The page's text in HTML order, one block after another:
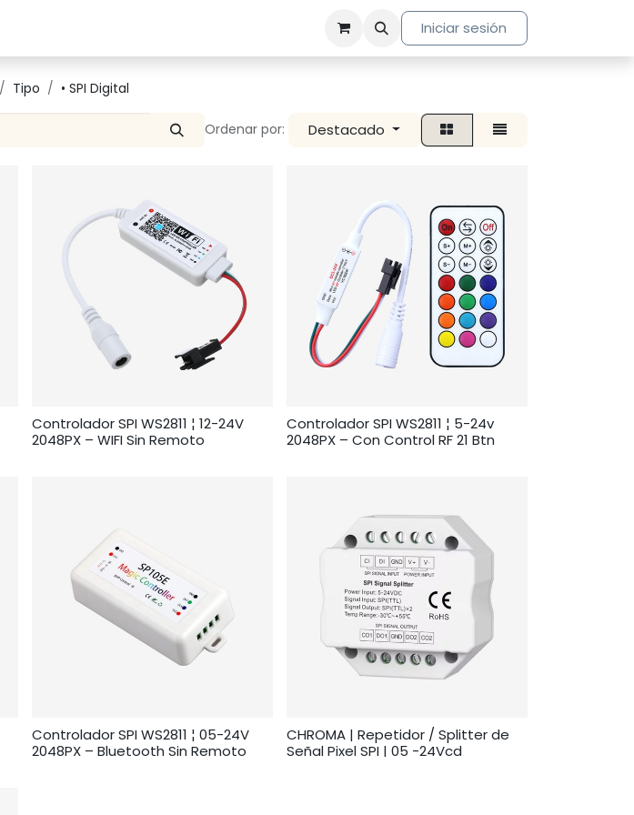
Iniciar sesión
Tipo • SPI Digital
Ordenar por: Destacado
Controlador SPI WS2811 ¦ 12-24V
2048PX – WIFI Sin Remoto
Controlador SPI WS2811 ¦ 5-24v
2048PX – Con Control RF 21 Btn
Controlador SPI WS2811 ¦ 05-24V
2048PX – Bluetooth Sin Remoto
CHROMA | Repetidor / Splitter de
Señal Pixel SPI | 05 -24Vcd